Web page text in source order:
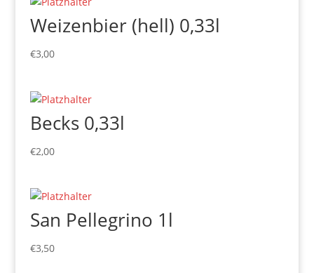
Weizenbier (hell) 0,33l
€3,00
Becks 0,33l
€2,00
San Pellegrino 1l
€3,50